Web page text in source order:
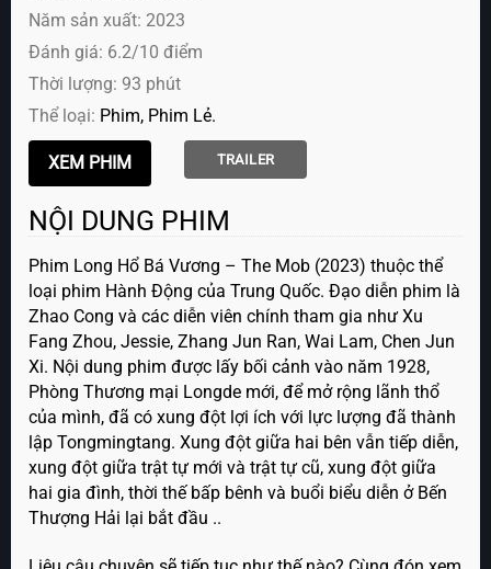
Năm sản xuất: 2023
Đánh giá: 6.2/10 điểm
Thời lượng: 93 phút
Thể loại: Phim Phim Lẻ
TRAILER
NỘI DUNG PHIM
Phim Long Hổ Bá Vương – The Mob (2023) thuộc thể
loại phim Hành Động của Trung Quốc. Đạo diễn phim là
Zhao Cong và các diễn viên chính tham gia như Xu
Fang Zhou, Jessie, Zhang Jun Ran, Wai Lam, Chen Jun
Xi. Nội dung phim được lấy bối cảnh vào năm 1928,
Phòng Thương mại Longde mới, để mở rộng lãnh thổ
của mình, đã có xung đột lợi ích với lực lượng đã thành
lập Tongmingtang. Xung đột giữa hai bên vẫn tiếp diễn,
xung đột giữa trật tự mới và trật tự cũ, xung đột giữa
hai gia đình, thời thế bấp bênh và buổi biểu diễn ở Bến
Thượng Hải lại bắt đầu ..